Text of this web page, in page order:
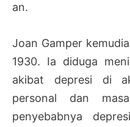
an.
Joan Gamper
1930. Ia diduga
akibat depresi di
personal dan
penyebabnya